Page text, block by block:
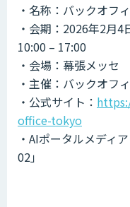
・名称：バックオフ
・会期：2026年2月
10:00 – 17:00
・会場：幕張メッセ
・主催：バックオフ
・公式サイト：
office-tokyo
・AIポータルメディ
02」